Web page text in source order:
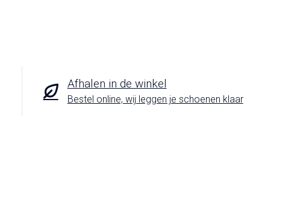
Afhalen in de winkel
Bestel online, wij leggen je schoenen klaar